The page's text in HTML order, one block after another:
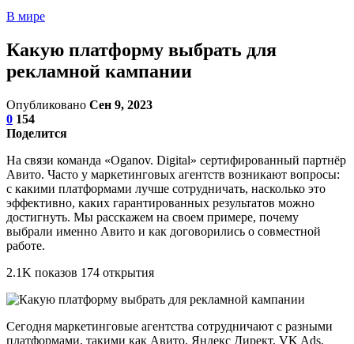
В мире
Какую платформу выбрать для
рекламной кампании
Опубликовано Сен 9, 2023
0 154
Поделится
На связи команда «Oganov. Digital» сертифированный партнёр
Авито. Часто у маркетинговых агентств возникают вопросы:
с какими платформами лучше сотрудничать, насколько это
эффективно, каких гарантированных результатов можно
достигнуть. Мы расскажем на своем примере, почему
выбрали именно Авито и как договорились о совместной
работе.
2.1K показов 174 открытия
Сегодня маркетинговые агентства сотрудничают с разными
платформами, такими как Авито, Яндекс Директ, VK Ads,